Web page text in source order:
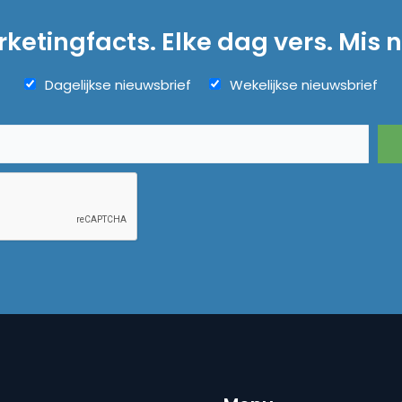
Elke dag vers. Mis
Dagelijkse nieuwsbrief Wekelijkse nieuwsbrief